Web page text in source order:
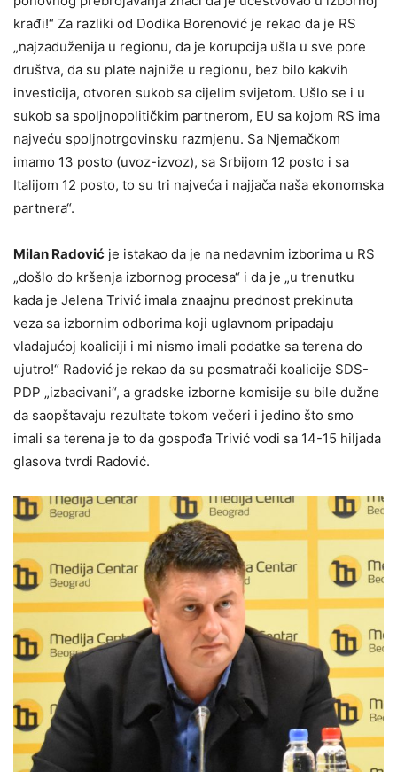
krađi!“ Za razliki od Dodika Borenović je rekao da je RS
„najzaduženija u regionu, da je korupcija ušla u sve pore
društva, da su plate najniže u regionu, bez bilo kakvih
investicija, otvoren sukob sa cijelim svijetom. Ušlo se i u
sukob sa spoljnopolitičkim partnerom, EU sa kojom RS ima
najveću spoljnotrgovinsku razmjenu. Sa Njemačkom
imamo 13 posto (uvoz-izvoz), sa Srbijom 12 posto i sa
Italijom 12 posto, to su tri najveća i najjača naša ekonomska
partnera“.
Milan Radović je istakao da je na nedavnim izborima u RS
„došlo do kršenja izbornog procesa“ i da je „u trenutku
kada je Jelena Trivić imala znaajnu prednost prekinuta
veza sa izbornim odborima koji uglavnom pripadaju
vladajućoj koaliciji i mi nismo imali podatke sa terena do
ujutro!“ Radović je rekao da su posmatrači koalicije SDS-
PDP „izbacivani“, a gradske izborne komisije su bile dužne
da saopštavaju rezultate tokom večeri i jedino što smo
imali sa terena je to da gospođa Trivić vodi sa 14-15 hiljada
glasova tvrdi Radović.